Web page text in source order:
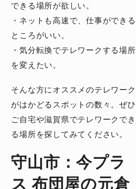
できる場所が欲しい。
・ネットも高速で、仕事ができる
ところがいい。
・気分転換でテレワークする場所
を変えたい。
そんな方にオススメのテレワーク
がはかどるスポットの数々。ぜひ
ご自宅や滋賀県でテレワークでき
る場所を探してみてください。
守山市：今プラ
ス 布団屋の元倉